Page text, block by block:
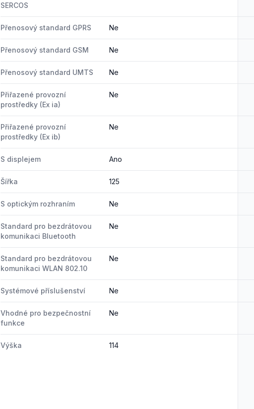
SERCOS
Přenosový standard GPRS Ne
Přenosový standard GSM Ne
Přenosový standard UMTS Ne
Přiřazené provozní
prostředky (Ex ia)
Ne
Přiřazené provozní
prostředky (Ex ib)
Ne
S displejem Ano
Šířka 125
S optickým rozhraním Ne
Standard pro bezdrátovou
komunikaci Bluetooth
Ne
Standard pro bezdrátovou
komunikaci WLAN 802.10
Ne
Systémové příslušenství Ne
Vhodné pro bezpečnostní
funkce
Ne
Výška 114